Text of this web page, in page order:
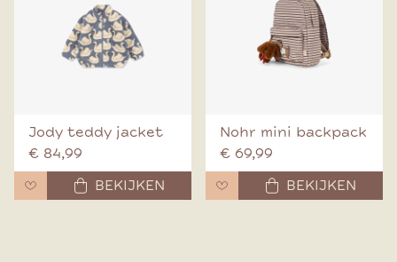
Jody teddy jacket
€ 84,99
BEKIJKEN
Nohr mini backpack
€ 69,99
BEKIJKEN